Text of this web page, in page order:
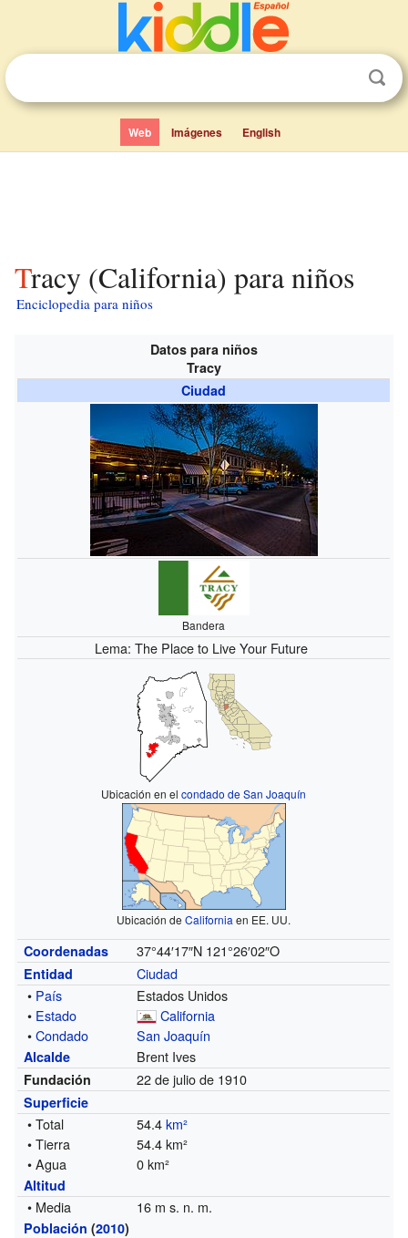
Web Imágenes English
Tracy (California) para niños
Enciclopedia para niños
Datos para niños
Tracy
Ciudad
Bandera
Lema: The Place to Live Your Future
Ubicación en elcondado de San Joaquín
Ubicación deCalifornia en EE. UU.
Coordenadas 37°44′17″N 121°26′02″O
Entidad
Ciudad
• País
Estados Unidos
• Estado
California
•Condado San Joaquín
Alcalde Brent Ives
Fundación 22 de julio de 1910
Superficie
• Total 54.4km²
• Tierra
54.4 km²
• Agua
0 km²
Altitud
• Media 16 m s. n. m.
Población (2010)